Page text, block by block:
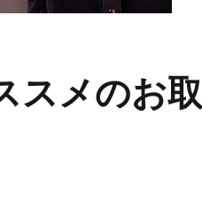
スメのお取